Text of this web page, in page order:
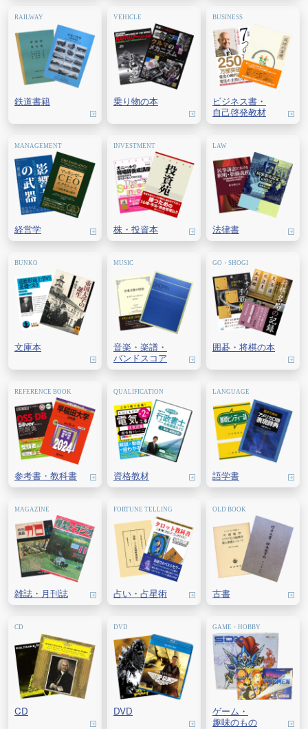
鉄道書籍 乗り物の本
ビジネス書・
自己啓発教材
経営学 株・ 投資本 法律書
文庫本 音楽・ 楽譜・
バンドスコア
囲碁・ 将棋の本
参考書・教科書 資格教材 語学書
雑誌・ 月刊誌 占い・ 占星術 古書
CD DVD
ゲーム・
趣味のもの